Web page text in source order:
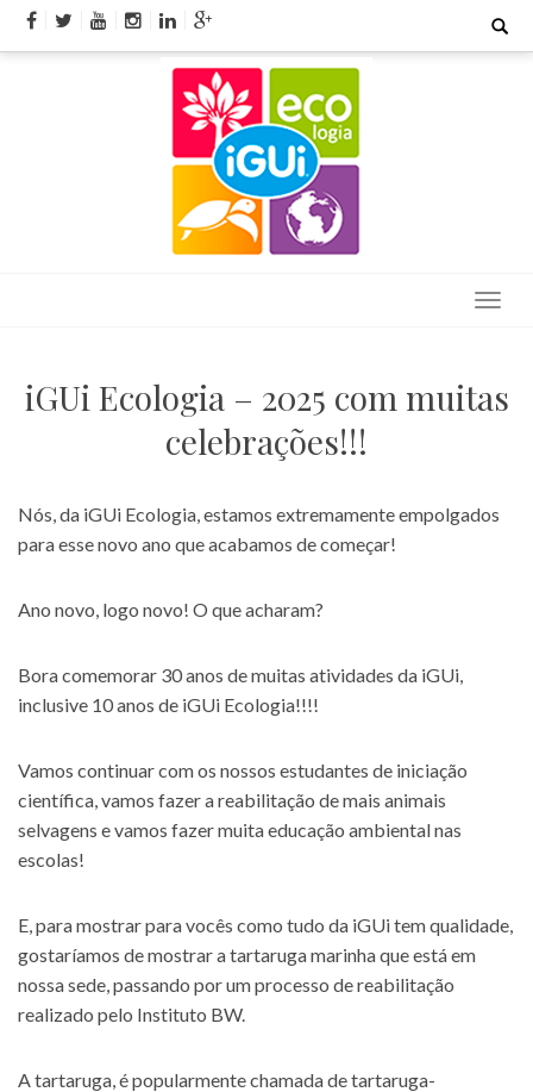
Skip
Search
iGUi Ecologia – 2025 com muitas
celebrações!!!
Nós, da iGUi Ecologia, estamos extremamente empolgados
para esse novo ano que acabamos de começar!
Ano novo, logo novo! O que acharam?
Bora comemorar 30 anos de muitas atividades da iGUi,
inclusive 10 anos de iGUi Ecologia!!!!
Vamos continuar com os nossos estudantes de iniciação
científica, vamos fazer a reabilitação de mais animais
selvagens e vamos fazer muita educação ambiental nas
escolas!
E, para mostrar para vocês como tudo da iGUi tem qualidade,
gostaríamos de mostrar a tartaruga marinha que está em
nossa sede, passando por um processo de reabilitação
realizado pelo Instituto BW.
A tartaruga, é popularmente chamada de tartaruga-